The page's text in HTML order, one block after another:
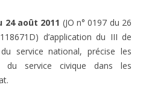
24 août 2011 (JO n° 0197 du 26
d’application du III de
service national, précise les
du service civique dans les